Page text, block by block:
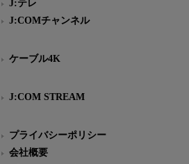
J:テレ
J:COMチャンネル
ケーブル4K
J:COM STREAM
プライバシーポリシー
会社概要